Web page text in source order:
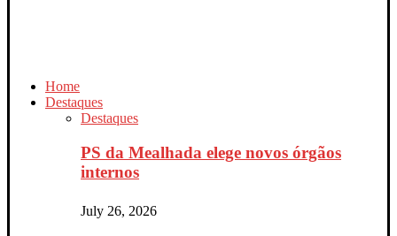
Home
Destaques
Destaques
PS da Mealhada elege novos órgãos
internos
July 26, 2026